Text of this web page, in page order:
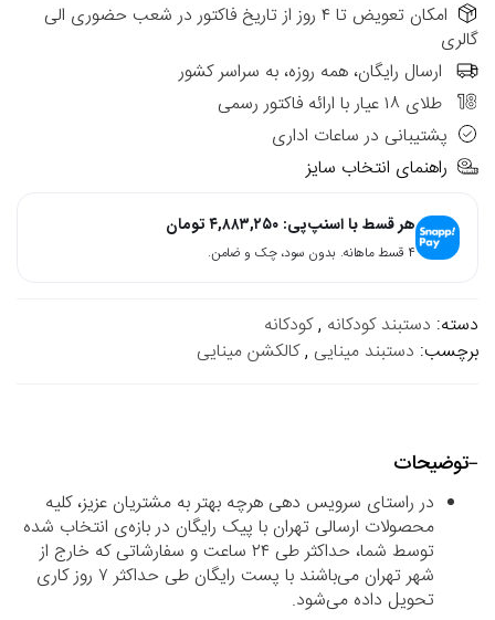
امکان تعویض تا ۴ روز از تاریخ فاکتور در شعب حضوری الی
گالری
ارسال رایگان، همه روزه، به سراسر کشور
طلای ۱۸ عیار با ارائه فاکتور رسمی
پشتیبانی در ساعات اداری
راهنمای انتخاب سایز
هر قسط با اسنپ‌پی: ۴,۸۸۳,۲۵۰تومان
۴ قسط ماهانه. بدون سود، چک و ضامن.
دسته: دستبند کودکانه ,کودکانه
برچسب: دستبند مینایی ,کالکشن مینایی
توضیحات
در راستای سرویس دهی هرچه بهتر به مشتریان عزیز، کلیه
محصولات ارسالی تهران با پیک رایگان در بازه‌ی انتخاب شده
توسط شما، حداکثر طی ۲۴ ساعت و سفارشاتی که خارج از
شهر تهران می‌باشند با پست رایگان طی حداکثر ۷ روز کاری
تحویل داده می‌شود.